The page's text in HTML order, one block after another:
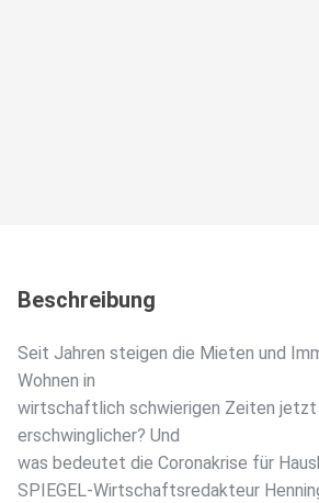
Beschreibung
Seit Jahren steigen die Mieten und
Wohnen in
wirtschaftlich schwierigen Zeiten
erschwinglicher? Und
was bedeutet die Coronakrise für
SPIEGEL-Wirtschaftsredakteur